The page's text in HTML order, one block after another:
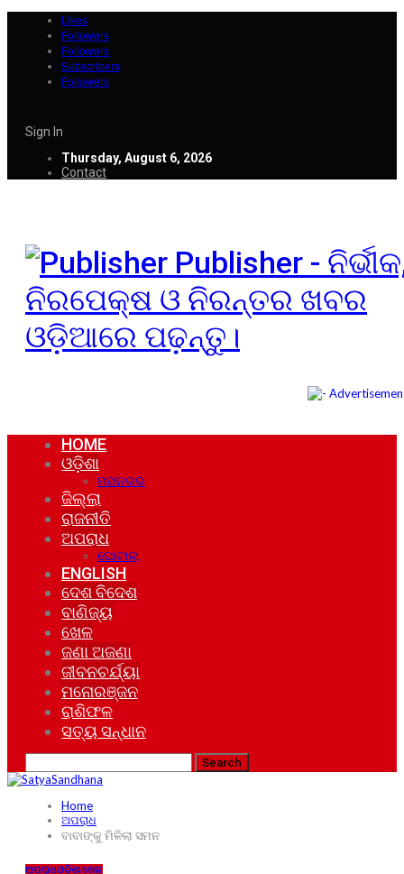
Likes
Followers
Followers
Subscribers
Followers
Sign In
Thursday, August 6, 2026
Contact
Publisher -
ନିରପେକ୍ଷ ଓ ନିରନ୍ତର ଖବର
ଓଡ଼ିଆରେ ପଢ଼ନ୍ତୁ।
HOME
ଓଡ଼ିଶା
ମହାନଗର
ଜିଲ୍ଲା
ରାଜନୀତି
ଅପରାଧ
ଘୋଟାଲା
ENGLISH
ଦେଶ ବିଦେଶ
ବାଣିଜ୍ୟ
ଖେଳ
ଜଣା ଅଜଣା
ଜୀବନଚର୍ଯ୍ୟା
ମନୋରଞ୍ଜନ
ରାଶିଫଳ
ସତ୍ୟ ସନ୍ଧାନ
Home
ଅପରାଧ
ବାବାଙ୍କୁ ମିଳିଲା ସମନ
ଅପରାଧଓଡ଼ିଶାଖେଳ